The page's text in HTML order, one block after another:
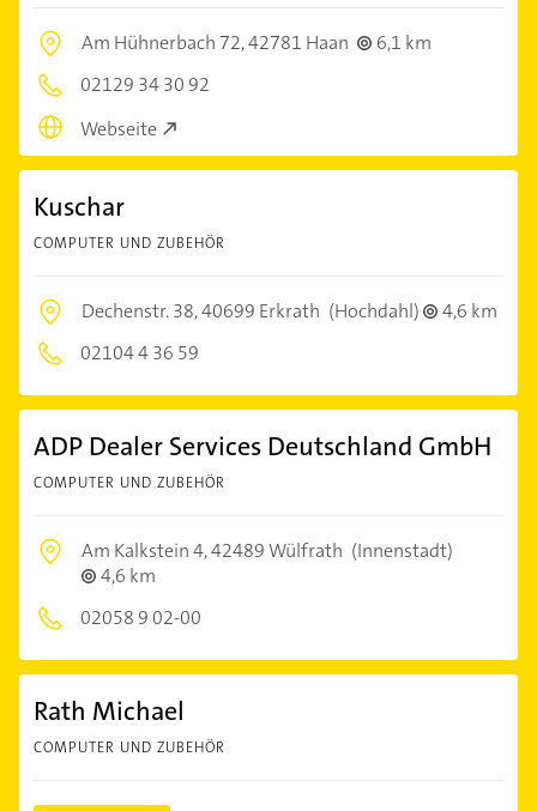
Am Hühnerbach 72,42781 Haan
6,1 km
02129 34 30 92
Webseite
Kuschar
COMPUTER UND ZUBEHÖR
Dechenstr. 38,40699 Erkrath (Hochdahl)
4,6 km
02104 4 36 59
ADP Dealer Services Deutschland GmbH
COMPUTER UND ZUBEHÖR
Am Kalkstein 4,42489 Wülfrath (Innenstadt)
4,6 km
02058 9 02-00
Rath Michael
COMPUTER UND ZUBEHÖR